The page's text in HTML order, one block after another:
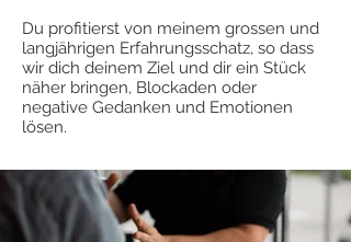
Du profitierst von meinem grossen und
langjährigen Erfahrungsschatz, so dass
wir dich deinem Ziel und dir ein Stück
näher bringen, Blockaden oder
negative Gedanken und Emotionen
lösen.